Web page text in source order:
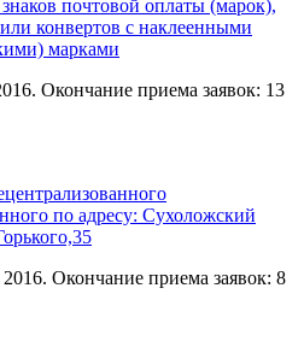
почтовой оплаты (марок),
конвертов с наклеенными
марками
Окончание приема заявок: 13
по адресу: Сухоложский
Окончание приема заявок: 8